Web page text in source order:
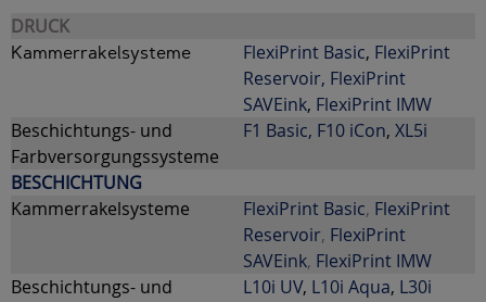
DRUCK
Kammerrakelsysteme FlexiPrint Basic, FlexiPrint
Reservoir, FlexiPrint
SAVEink, FlexiPrint IMW
Beschichtungs- und
Farbversorgungssysteme
F1 Basic, F10 iCon, XL5i
BESCHICHTUNG
Kammerrakelsysteme
FlexiPrint Basic, FlexiPrint
Reservoir, FlexiPrint
SAVEink, FlexiPrint IMW
Beschichtungs- und
L10i UV, L10i Aqua, L30i